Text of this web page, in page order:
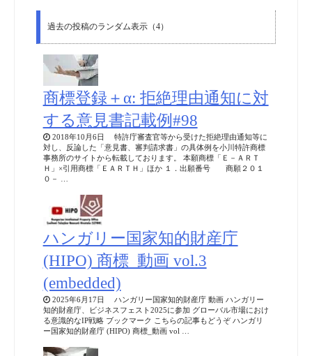
過去の投稿のランダム表示（4）
商標登録＋α: 拒絶理由通知に対
する意見書記載例#98
2018年10月6日 特許庁審査官等から受けた拒絶理由通知等に
対し、反論した「意見書、審判請求書」の具体例を小川特許商標
事務所のサイトから転載しております。 本願商標「Ｅ－ＡＲＴ
Ｈ」×引用商標「ＥＡＲＴＨ」ほか １．出願番号 商願２０１
０－ …
ハンガリー国家知的財産庁
(HIPO) 商標_動画 vol.3
(embedded)
2025年6月17日 ハンガリー国家知的財産庁 動画 ハンガリー
知的財産庁、ビジネスフェスト2025に参加 グローバル市場におけ
る意識的なIP戦略 ブックマーク こちらの記事もどうぞ ハンガリ
ー国家知的財産庁 (HIPO) 商標_動画 vol …